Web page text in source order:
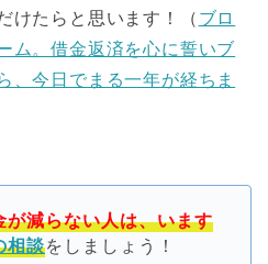
けたらと思います！（ブロ
ム。借金返済を心に誓いブ
、今日でまる一年が経ちま
減らない人は、います
相談をしましょう！